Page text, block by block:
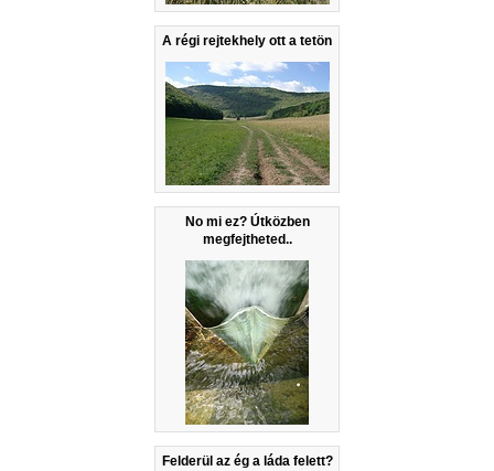
A régi rejtekhely ott a tetön
No mi ez? Útközben
megfejtheted..
Felderül az ég a láda felett?